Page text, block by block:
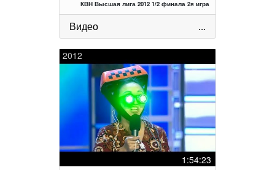
КВН Высшая лига 2012 1/2 финала 2я игра
Видео ...
2012
1:54:23